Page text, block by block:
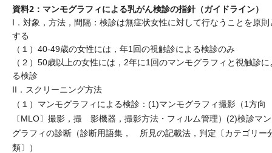
資料2：マンモグラフィによる乳がん検診の指針（ガイドライン）
I．対象，方法，間隔：検診は無症状女性に対して行なうことを原則
する
（１）40-49歳の女性には，年1回の視触診による検診のみ
（２）50歳以上の女性には，2年に1回のマンモグラフィと視触診に
る検診
II．スクリーニング方法
（１）マンモグラフィによる検診：(1)マンモグラフィ撮影（1方向
〔MLO〕撮影，撮 影機器，撮影方法・フィルム管理）(2)検診マ
グラフィの診断（診断用語集， 所見の記載法，判定〔カテゴリー
類〕）